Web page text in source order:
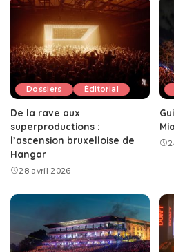
Dossiers Éditorial
De la rave aux
superproductions :
l’ascension bruxelloise de
Hangar
28 avril 2026